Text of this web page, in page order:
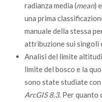
radianza media (mean)
una prima
manuale della stessa
attribuzione sui singoli
Analisi del limite
limite del bosco e la
sono state studiate
ArcGIS 8.3. Per quanto